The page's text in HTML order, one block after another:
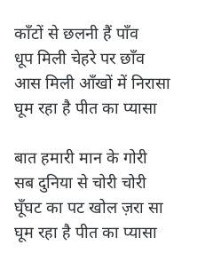
काँटों से छलनी हैं पाँव
धूप मिली चेहरे पर छाँव
आस मिली आँखों में निरासा
घूम रहा है पीत का प्यासा
बात हमारी मान के गोरी
सब दुनिया से चोरी चोरी
घूँघट का पट खोल ज़रा सा
घूम रहा है पीत का प्यासा